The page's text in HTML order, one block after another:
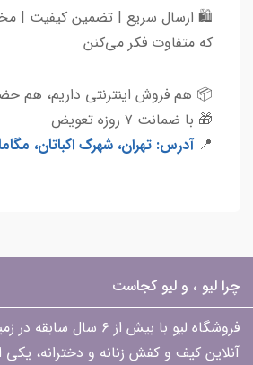
🛍 ارسال سریع | تضمین کیفیت |
که متفاوت فکر می‌کنن
📦 هم فروش اینترنتی داریم، هم
🎁 با ضمانت ۷ روزه تعویض
📍آدرس: تهران، شهرک اکباتان،
چرا لیو ، و لیو کجاست
فروشگاه لیو با بیش از ۶
آنلاین کیف و کفش زنانه و دخترانه،